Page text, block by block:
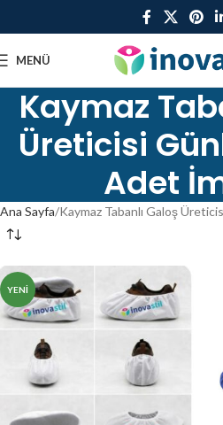
MENÜ
Kaymaz
Üreticisi
Adet
Ana Sayfa Kaymaz Tabanlı Galoş
YENI